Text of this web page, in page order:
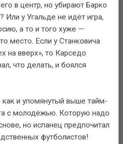
в центр, но убирают Барко
у Угальде не идёт игра,
а то и того хуже —
место. Если у Станковича
на вверх», то Карседо
что делать, и боялся
как и упомянутый выше тайм-
с молодёжью. Которую надо
но испанец предпочитал
футболистов!